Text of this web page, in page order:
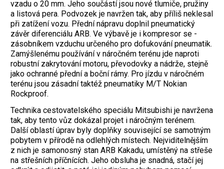
vzadu o 20 mm. Jeho součástí jsou nové tlumiče, pružiny
a listová pera. Podvozek je navržen tak, aby příliš neklesal
při zatížení vozu. Přední nápravu doplnil pneumatický
závěr diferenciálu ARB. Ve výbavě je i kompresor se -
zásobníkem vzduchu určeného pro dofukování pneumatik.
Zamýšlenému používání v náročném terénu jde naproti
robustní zakrytování motoru, převodovky a nádrže, stejně
jako ochranné přední a boční rámy. Pro jízdu v náročném
terénu jsou zásadní taktéž pneumatiky M/T Nokian
Rockproof.
Technika cestovatelského speciálu Mitsubishi je navržena
tak, aby tento vůz dokázal projet i náročným terénem.
Další oblastí úprav byly doplňky související se samotným
pobytem v přírodě na odlehlých místech. Nejviditelnějším
z nich je samonosný stan ARB Kakadu, umístěný na střeše
na střešních příčnících. Jeho obsluha je snadná, stačí jej